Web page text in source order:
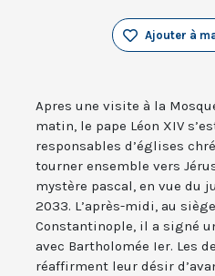
Ajouter à
Apres une visite à la
matin, le pape Léon XIV
responsables d’églises
tourner ensemble vers
mystère pascal, en vue du
2033. L’après-midi, au
Constantinople, il a signé
avec Bartholomée Ier. Les
réaffirment leur désir